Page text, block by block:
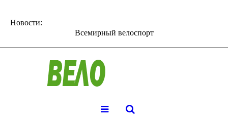
Новости:
Всемирный велоспорт